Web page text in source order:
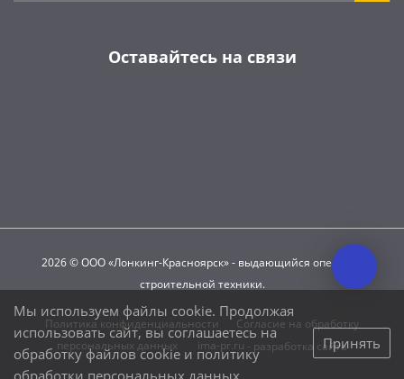
Оставайтесь на связи
2026 © ООО «Лонкинг-Красноярск» - выдающийся оператор
строительной техники.
Политика конфиденциальности
Согласие на обработку
персональных данных
ima-pr.ru - разработка сайта
Мы используем файлы cookie. Продолжая
использовать сайт, вы соглашаетесь на
обработку файлов cookie и политику
обработки персональных данных
Принять